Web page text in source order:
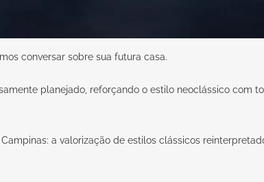
conversar sobre sua futura casa.
planejado, reforçando o estilo neoclássico com
a valorização de estilos clássicos